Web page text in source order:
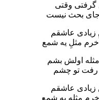
گرفتی وقتی
جای بحث نیست
زیادی عاشقم
مثلِ یه شمع
اولش بشم
رفت تو چشم
زیادی عاشقم
مثله یه شمع